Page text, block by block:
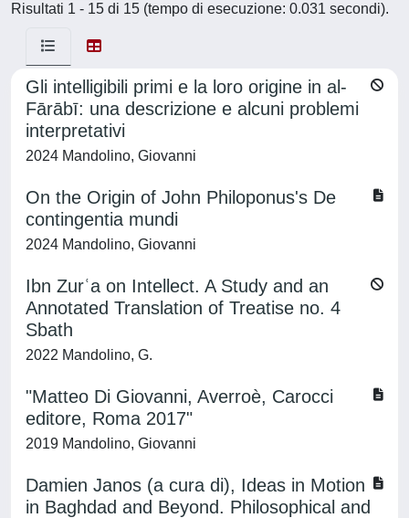
Risultati 1 - 15 di 15 (tempo di esecuzione: 0.031 secondi).
Gli intelligibili primi e la loro origine in al-
Fārābī: una descrizione e alcuni problemi
interpretativi
2024 Mandolino, Giovanni
On the Origin of John Philoponus's De
contingentia mundi
2024 Mandolino, Giovanni
Ibn Zurʿa on Intellect. A Study and an
Annotated Translation of Treatise no. 4
Sbath
2022 Mandolino, G.
"Matteo Di Giovanni, Averroè, Carocci
editore, Roma 2017"
2019 Mandolino, Giovanni
Damien Janos (a cura di), Ideas in Motion
in Baghdad and Beyond. Philosophical and